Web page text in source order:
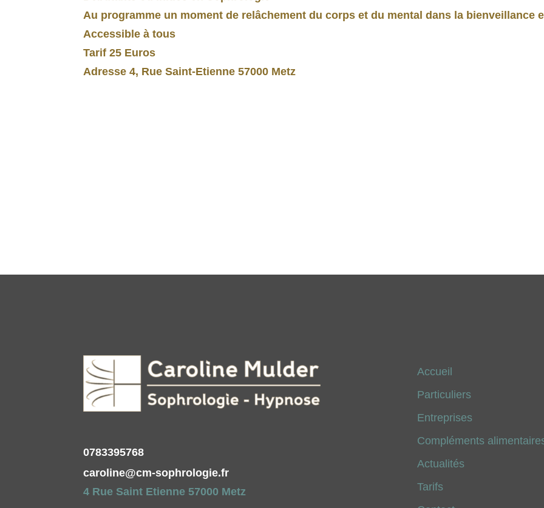
Au programme un moment de relâchement du corps et du mental dans la bienveillance
Accessible à tous
Tarif 25 Euros
Adresse 4, Rue Saint-Etienne 57000 Metz
0783395768
caroline@cm-sophrologie.fr
4 Rue Saint Etienne 57000 Metz
Accueil
Particuliers
Entreprises
Compléments
Actualités
Tarifs